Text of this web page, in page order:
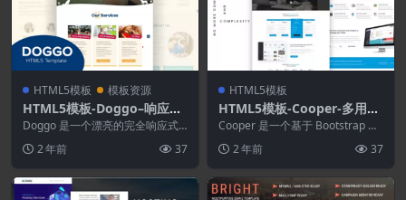
HTML5模板 模板资源
HTML5模板-Doggo–响应式
HTML5模板
Doggo 是一个漂亮的完全响应式
物或动物相关...
2 年前 37
HTML5模板
HTML5模板-Cooper-多用途
HTML模板
Cooper 是一个基于 Bootstrap 的
的...2 年前 37